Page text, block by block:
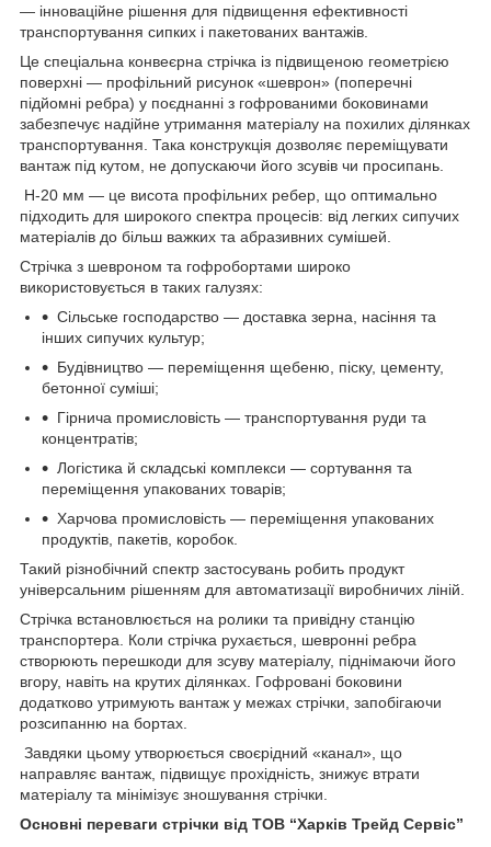
— інноваційне рішення для підвищення ефективності
транспортування сипких і пакетованих вантажів.
Це спеціальна конвеєрна стрічка із підвищеною геометрією
поверхні — профільний рисунок «шеврон» (поперечні
підйомні ребра) у поєднанні з гофрованими боковинами
забезпечує надійне утримання матеріалу на похилих ділянках
транспортування. Така конструкція дозволяє переміщувати
вантаж під кутом, не допускаючи його зсувів чи просипань.
H-20 мм — це висота профільних ребер, що оптимально
підходить для широкого спектра процесів: від легких сипучих
матеріалів до більш важких та абразивних сумішей.
Стрічка з шевроном та гофробортами широко
використовується в таких галузях:
Сільське господарство — доставка зерна, насіння та
інших сипучих культур;
Будівництво — переміщення щебеню, піску, цементу,
бетонної суміші;
Гірнича промисловість — транспортування руди та
концентратів;
Логістика й складські комплекси — сортування та
переміщення упакованих товарів;
Харчова промисловість — переміщення упакованих
продуктів, пакетів, коробок.
Такий різнобічний спектр застосувань робить продукт
універсальним рішенням для автоматизації виробничих ліній.
Стрічка встановлюється на ролики та привідну станцію
транспортера. Коли стрічка рухається, шевронні ребра
створюють перешкоди для зсуву матеріалу, піднімаючи його
вгору, навіть на крутих ділянках. Гофровані боковини
додатково утримують вантаж у межах стрічки, запобігаючи
розсипанню на бортах.
Завдяки цьому утворюється своєрідний «канал», що
направляє вантаж, підвищує прохідність, знижує втрати
матеріалу та мінімізує зношування стрічки.
Основні переваги стрічки від ТОВ “Харків Трейд Сервіс”